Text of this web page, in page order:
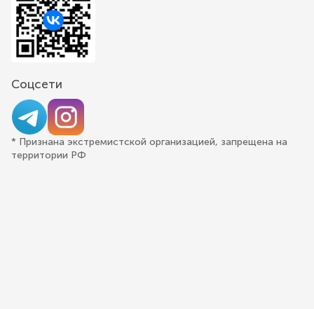
Соцсети
* Признана экстремистской организацией, запрещена на
территории РФ